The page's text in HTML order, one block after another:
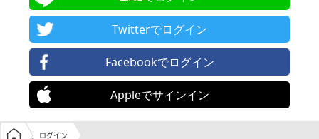
Twitterでログイン
Facebookでログイン
Appleでサインイン
学生の窓口トップ
ログイン